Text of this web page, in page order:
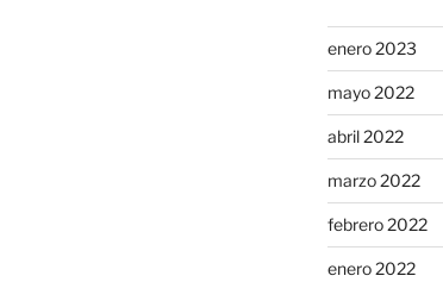
enero 2023
mayo 2022
abril 2022
marzo 2022
febrero 2022
enero 2022